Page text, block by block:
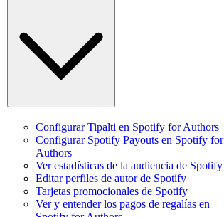
Configurar Tipalti en Spotify for Authors
Configurar Spotify Payouts en Spotify for
Authors
Ver estadísticas de la audiencia de Spotify
Editar perfiles de autor de Spotify
Tarjetas promocionales de Spotify
Ver y entender los pagos de regalías en